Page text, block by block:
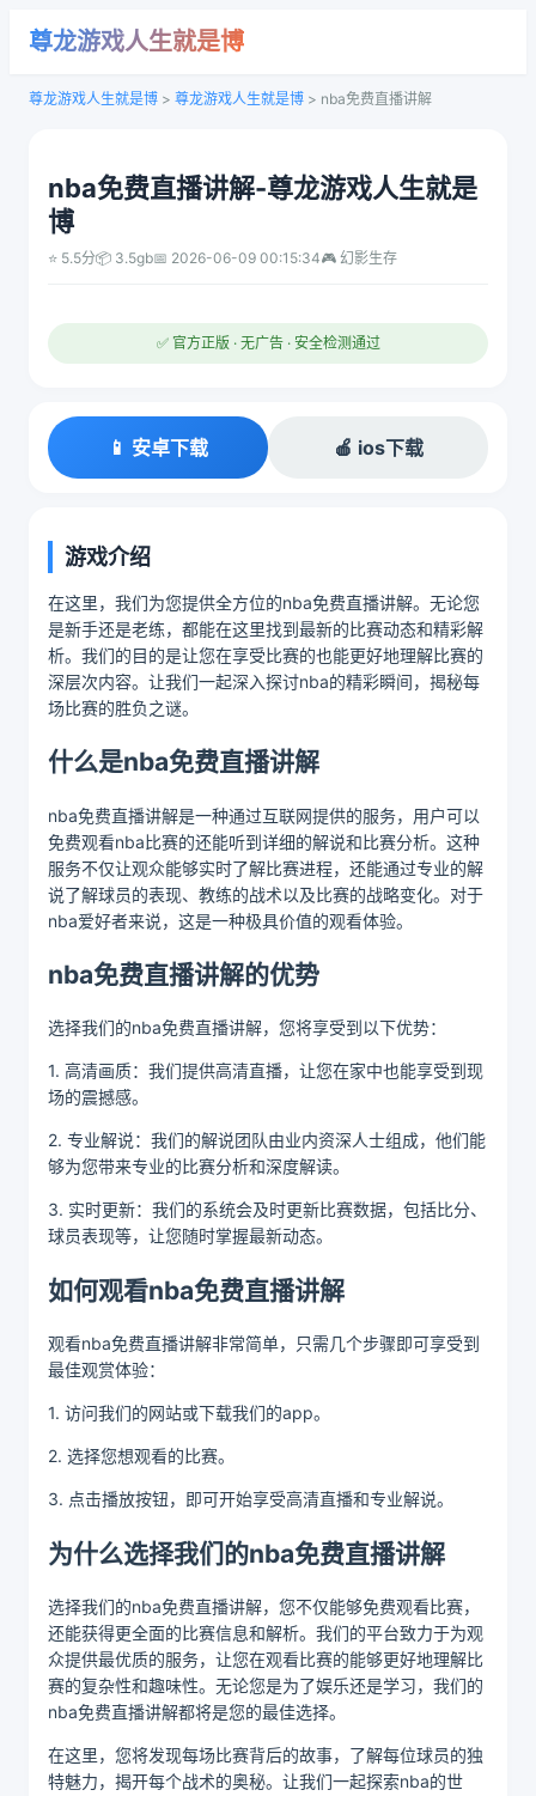
尊龙游戏人生就是博
尊龙游戏人生就是博 > 尊龙游戏人生就是博 > nba免费直播讲解
nba免费直播讲解-尊龙游戏人生就是
博
⭐ 5.5分📦 3.5gb📅 2026-06-09 00:15:34🎮 幻影生存
✅ 官方正版 · 无广告 · 安全检测通过
📱 安卓下载 🍎 ios下载
游戏介绍
在这里，我们为您提供全方位的nba免费直播讲解。无论您
是新手还是老练，都能在这里找到最新的比赛动态和精彩解
析。我们的目的是让您在享受比赛的也能更好地理解比赛的
深层次内容。让我们一起深入探讨nba的精彩瞬间，揭秘每
场比赛的胜负之谜。
什么是nba免费直播讲解
nba免费直播讲解是一种通过互联网提供的服务，用户可以
免费观看nba比赛的还能听到详细的解说和比赛分析。这种
服务不仅让观众能够实时了解比赛进程，还能通过专业的解
说了解球员的表现、教练的战术以及比赛的战略变化。对于
nba爱好者来说，这是一种极具价值的观看体验。
nba免费直播讲解的优势
选择我们的nba免费直播讲解，您将享受到以下优势：
1. 高清画质：我们提供高清直播，让您在家中也能享受到现
场的震撼感。
2. 专业解说：我们的解说团队由业内资深人士组成，他们能
够为您带来专业的比赛分析和深度解读。
3. 实时更新：我们的系统会及时更新比赛数据，包括比分、
球员表现等，让您随时掌握最新动态。
如何观看nba免费直播讲解
观看nba免费直播讲解非常简单，只需几个步骤即可享受到
最佳观赏体验：
1. 访问我们的网站或下载我们的app。
2. 选择您想观看的比赛。
3. 点击播放按钮，即可开始享受高清直播和专业解说。
为什么选择我们的nba免费直播讲解
选择我们的nba免费直播讲解，您不仅能够免费观看比赛，
还能获得更全面的比赛信息和解析。我们的平台致力于为观
众提供最优质的服务，让您在观看比赛的能够更好地理解比
赛的复杂性和趣味性。无论您是为了娱乐还是学习，我们的
nba免费直播讲解都将是您的最佳选择。
在这里，您将发现每场比赛背后的故事，了解每位球员的独
特魅力，揭开每个战术的奥秘。让我们一起探索nba的世